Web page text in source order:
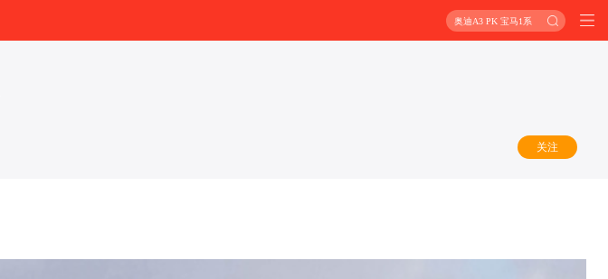
奥迪A3 PK 宝马1系
关注